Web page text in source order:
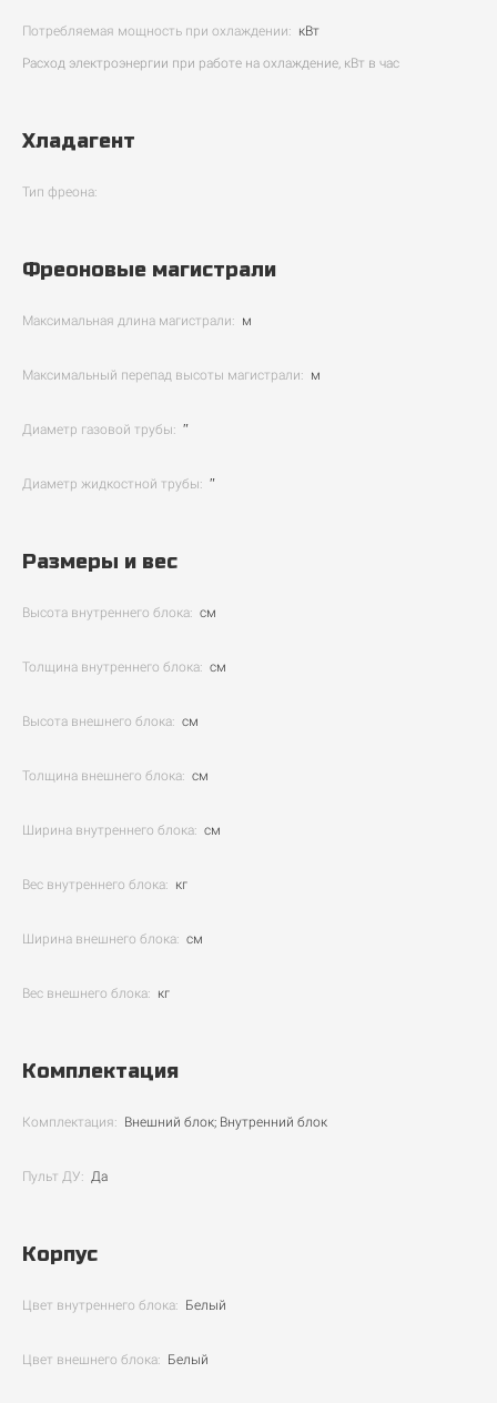
Потребляемая мощность при охлаждении: кВт
Расход электроэнергии при работе на охлаждение, кВт в час
Хладагент
Тип фреона:
Фреоновые магистрали
Максимальная длина магистрали: м
Максимальный перепад высоты магистрали: м
Диаметр газовой трубы: ″
Диаметр жидкостной трубы: ″
Размеры и вес
Высота внутреннего блока: см
Толщина внутреннего блока: см
Высота внешнего блока: см
Толщина внешнего блока: см
Ширина внутреннего блока: см
Вес внутреннего блока: кг
Ширина внешнего блока: см
Вес внешнего блока: кг
Комплектация
Комплектация: Внешний блок; Внутренний блок
Пульт ДУ: Да
Корпус
Цвет внутреннего блока: Белый
Цвет внешнего блока: Белый